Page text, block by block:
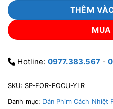
THÊM
MUA
Hotline: 0977.383.567 -
SKU: SP-FOR-FOCU-YLR
Danh mục: Dán Phim Cách Nhiệt